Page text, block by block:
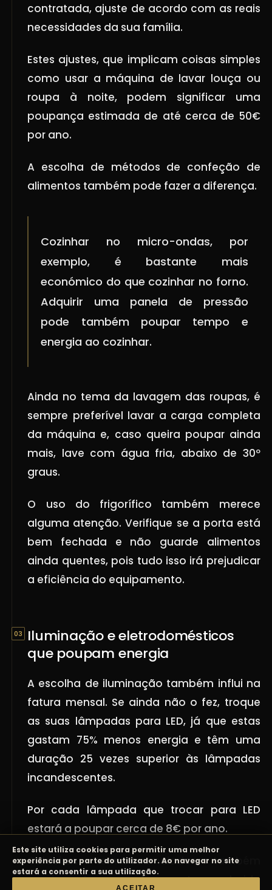
contratada, ajuste de acordo com as reais
necessidades da sua família.
Estes ajustes, que implicam coisas simples
como usar a máquina de lavar louça ou
roupa à noite, podem significar uma
poupança estimada de até cerca de 50€
por ano.
A escolha de métodos de confeção de
alimentos também pode fazer a diferença.
Cozinhar no micro-ondas, por
exemplo, é bastante mais
económico do que cozinhar no forno.
Adquirir uma panela de pressão
pode também poupar tempo e
energia ao cozinhar.
Ainda no tema da lavagem das roupas, é
sempre preferível lavar a carga completa
da máquina e, caso queira poupar ainda
mais, lave com água fria, abaixo de 30º
graus.
O uso do frigorífico também merece
alguma atenção. Verifique se a porta está
bem fechada e não guarde alimentos
ainda quentes, pois tudo isso irá prejudicar
a eficiência do equipamento.
Iluminação e eletrodomésticos
que poupam energia
A escolha de iluminação também influi na
fatura mensal. Se ainda não o fez, troque
as suas lâmpadas para LED, já que estas
gastam 75% menos energia e têm uma
duração 25 vezes superior às lâmpadas
incandescentes.
Por cada lâmpada que trocar para LED
estará a poupar cerca de 8€ por ano.
Caldeiras e termoacumuladores também
precisam ter a sua temperatura reduzida
Este site utiliza cookies para permitir uma melhor
experiência por parte do utilizador. Ao navegar no site
estará a consentir a sua utilização.
ACEITAR